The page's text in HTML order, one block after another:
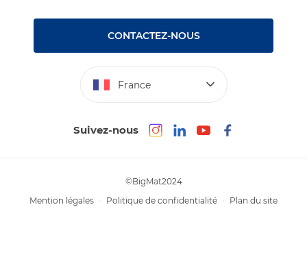
Les Bâtisseurs du Sport
Rencontres
CONTACTEZ-NOUS
France
Suivez-nous
©BigMat2024
Mention légales
Politique de confidentialité Plan du site